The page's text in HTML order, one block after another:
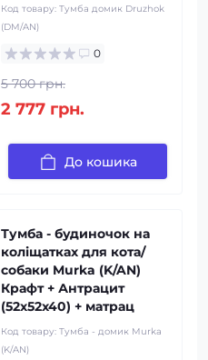
Код товару: Тумба домик Druzhok
(DM/AN)
0
5 700 грн.
2 777 грн.
До кошика
Тумба - будиночок на
коліщатках для кота/
собаки Murka (K/AN)
Крафт + Антрацит
(52x52x40) + матрац
Код товару: Тумба - домик Murka
(K/AN)